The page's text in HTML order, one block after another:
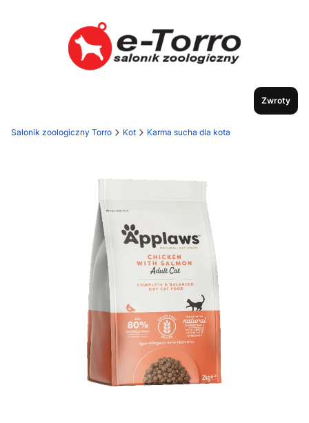
Zwroty
Salonik zoologiczny Torro Kot Karma sucha dla kota